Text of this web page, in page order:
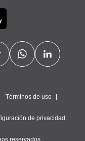
Términos de uso
de privacidad
reservados